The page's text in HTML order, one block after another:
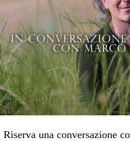
Riserva una conversazione